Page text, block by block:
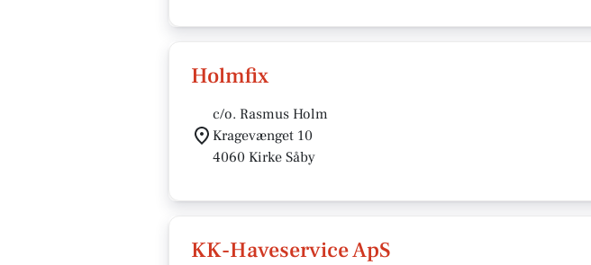
Holmfix
c/o. Rasmus Holm
Kragevænget 10
4060 Kirke Såby
KK-Haveservice ApS